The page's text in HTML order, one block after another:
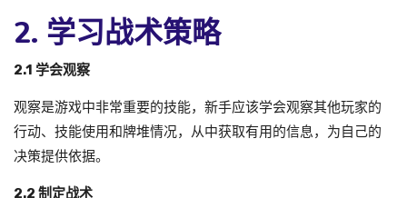
2. 学习战术策略
2.1 学会观察
观察是游戏中非常重要的技能，新手应该学会观察其他玩家的
行动、技能使用和牌堆情况，从中获取有用的信息，为自己的
决策提供依据。
2.2 制定战术